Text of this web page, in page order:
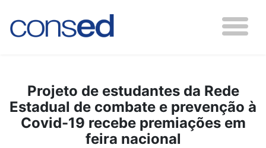
Projeto de estudantes da Rede
Estadual de combate e prevenção à
Covid-19 recebe premiações em
feira nacional